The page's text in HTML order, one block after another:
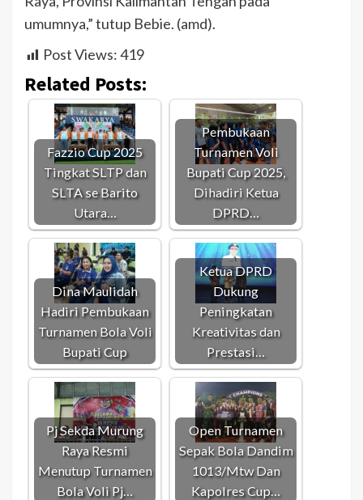
umumnya,” tutup Bebie. (amd).
Post Views:419
Related Posts:
Fazzio Cup 2025
Tingkat SLTP dan
SLTA se Barito
Utara…
Pembukaan
Turnamen Voli
Bupati Cup 2025,
Dihadiri Ketua
DPRD…
Dina Maulidah
Hadiri Pembukaan
Turnamen Bola Voli
Bupati Cup
Ketua DPRD
Dukung
Peningkatan
Kreativitas dan
Prestasi…
Pj Sekda Murung
Raya Resmi
Menutup Turnamen
Bola Voli Pj…
Open Turnamen
Sepak Bola Dandim
1013/Mtw Dan
Kapolres Cup…